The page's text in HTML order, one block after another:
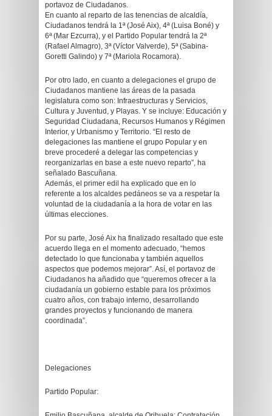
portavoz de Ciudadanos.
En cuanto al reparto de las tenencias de alcaldía,
Ciudadanos tendrá la 1ª (José Aix), 4ª (Luisa Boné) y
6ª (Mar Ezcurra), y el Partido Popular tendrá la 2ª
(Rafael Almagro), 3ª (Víctor Valverde), 5ª (Sabina-
Goretti Galindo) y 7ª (Mariola Rocamora).
Por otro lado, en cuanto a delegaciones el grupo de
Ciudadanos mantiene las áreas de la pasada
legislatura como son: Infraestructuras y Servicios,
Cultura y Juventud, y Playas. Y se incluye: Educación y
Seguridad Ciudadana, Recursos Humanos y Régimen
Interior, y Urbanismo y Territorio. “El resto de
delegaciones las mantiene el grupo Popular y en
breve procederé a delegar las competencias y
reorganizarlas en base a este nuevo reparto”, ha
señalado Bascuñana.
Además, el primer edil ha explicado que en lo
referente a los alcaldes pedáneos se va a respetar la
voluntad de la ciudadanía a la hora de votar en las
últimas elecciones.
Por su parte, José Aix ha finalizado resaltado que este
acuerdo llega en el momento adecuado, “hemos
detectado lo que funcionaba y también aquellos
aspectos que podemos mejorar”. Así, el portavoz de
Ciudadanos ha añadido que “queremos ofrecer a la
ciudadanía un gobierno estable para los próximos
cuatro años, con trabajo interno, desarrollando
grandes proyectos y funcionando de manera
coordinada”.
Delegaciones
Partido Popular: